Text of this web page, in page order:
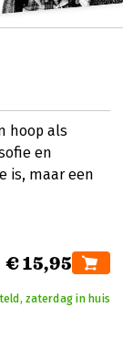
hoop als
en
is, maar een
€ 15,95
zaterdag in huis